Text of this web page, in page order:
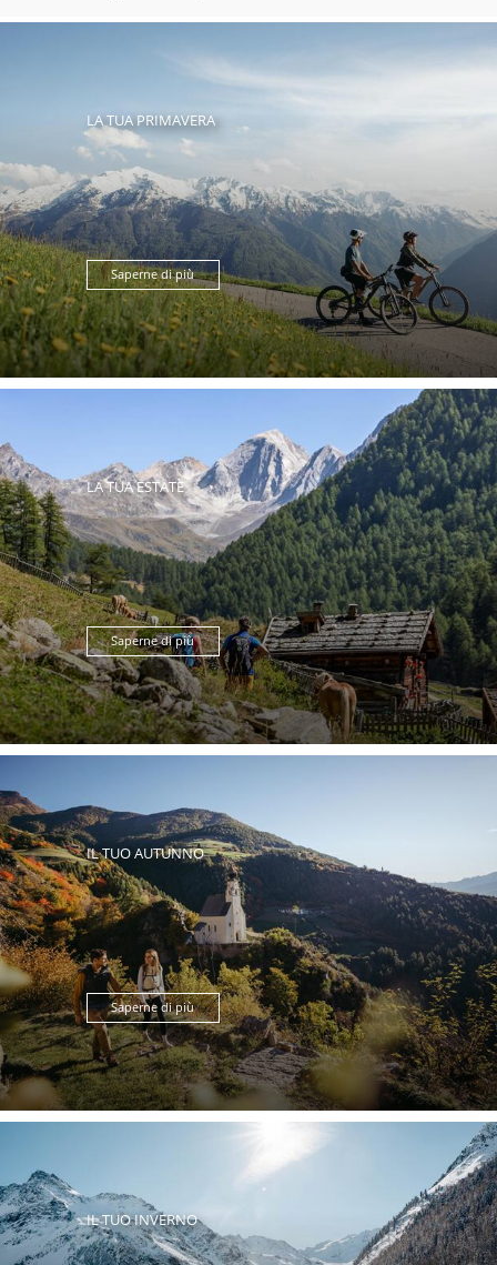
LA TUA PRIMAVERA
Saperne di più
LA TUA ESTATE
Saperne di più
IL TUO AUTUNNO
Saperne di più
IL TUO INVERNO